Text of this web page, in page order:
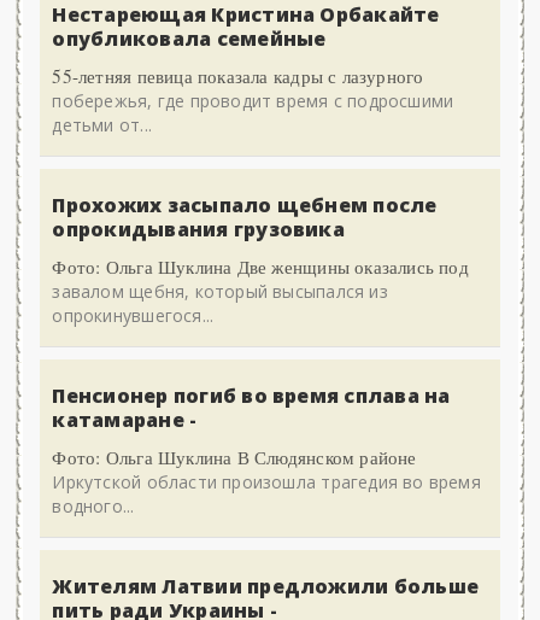
Нестареющая Кристина Орбакайте
опубликовала семейные
55-летняя певица показала кадры с лазурного
побережья, где проводит время с подросшими
детьми от...
Прохожих засыпало щебнем после
опрокидывания грузовика
Фото: Ольга Шуклина Две женщины оказались под
завалом щебня, который высыпался из
опрокинувшегося...
Пенсионер погиб во время сплава на
катамаране -
Фото: Ольга Шуклина В Слюдянском районе
Иркутской области произошла трагедия во время
водного...
Жителям Латвии предложили больше
пить ради Украины -